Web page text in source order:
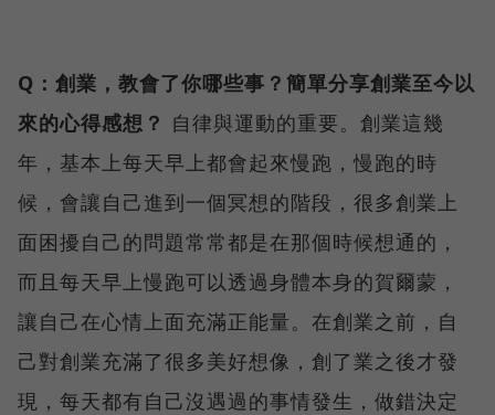
Q：創業，教會了你哪些事？簡單分享創業至今以
來的心得感想？ 自律與運動的重要。創業這幾
年，基本上每天早上都會起來慢跑，慢跑的時
候，會讓自己進到一個冥想的階段，很多創業上
面困擾自己的問題常常都是在那個時候想通的，
而且每天早上慢跑可以透過身體本身的賀爾蒙，
讓自己在心情上面充滿正能量。在創業之前，自
己對創業充滿了很多美好想像，創了業之後才發
現，每天都有自己沒遇過的事情發生，做錯決定